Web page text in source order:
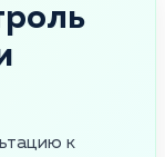
к